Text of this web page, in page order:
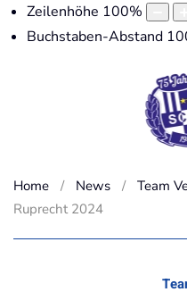
Zeilenhöhe 100%
Buchstaben-Abstand
Home News Team
Ruprecht 2024